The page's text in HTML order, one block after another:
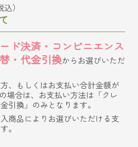
）
ド決済・コンビニエンス
・代金引換からお選びいただ
、もしくはお支払い合計金額が
場合は、お支払い方法は「クレ
引換」のみとなります。
商品によりお選びいただける支
。